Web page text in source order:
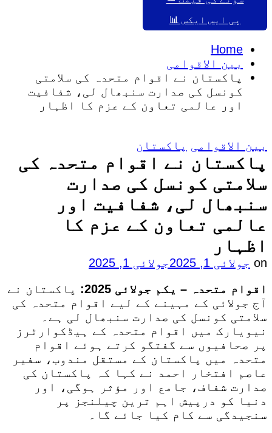
پی ایس ایکس 📊
Home
بین الاقوامی
پاکستان نے اقوام متحدہ کی سلامتی
کونسل کی صدارت سنبھال لی، شفافیت
اور عالمی تعاون کے عزم کا اظہار
Posted
بین الاقوامی پاکستان
پاکستان نے اقوام متحدہ کی
سلامتی کونسل کی صدارت
سنبھال لی، شفافیت اور
عالمی تعاون کے عزم کا
اظہار
on جولائی 1, 2025
جولائی 1, 2025
اقوام متحدہ – یکم جولائی 2025:
پاکستان نے
آج جولائی کے مہینے کے لیے اقوام متحدہ کی
سلامتی کونسل کی صدارت سنبھال لی ہے۔
نیویارک میں اقوام متحدہ کے ہیڈکوارٹرز
پر صحافیوں سے گفتگو کرتے ہوئے اقوام
متحدہ میں پاکستان کے مستقل مندوب، سفیر
عاصم افتخار احمد نے کہا کہ پاکستان کی
صدارت شفاف، جامع اور مؤثر ہوگی، اور
دنیا کو درپیش اہم ترین چیلنجز پر
سنجیدگی سے کام کیا جائے گا۔